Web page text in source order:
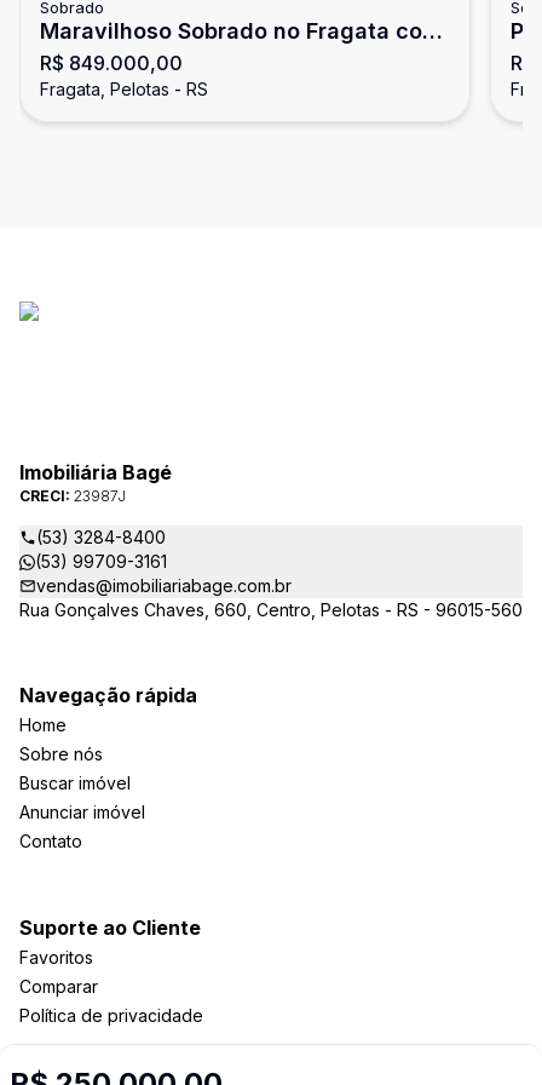
Sobrado
Maravilhoso Sobrado no Fragata com
ótima posição solar.
R$ 849.000,00
Fragata, Pelotas - RS
Imobiliária Bagé
CRECI: 23987J
(53) 3284-8400
(53) 99709-3161
vendas@imobiliariabage.com.br
Rua Gonçalves Chaves, 660, Centro, Pelotas - RS - 96015-560
Navegação rápida
Home
Sobre nós
Buscar imóvel
Anunciar imóvel
Contato
Suporte ao Cliente
Favoritos
Comparar
Política de privacidade